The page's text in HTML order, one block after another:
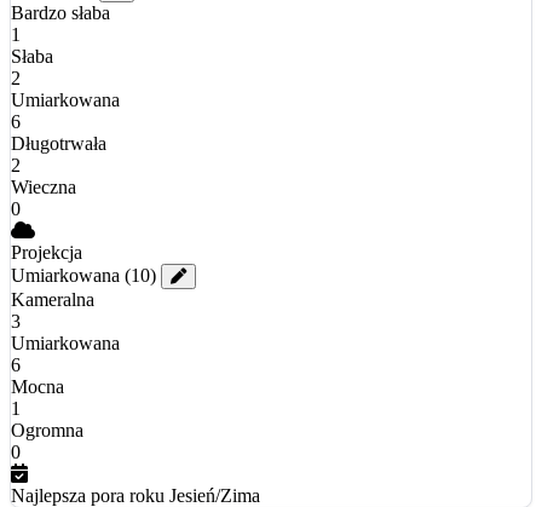
Bardzo słaba
1
Słaba
2
Umiarkowana
6
Długotrwała
2
Wieczna
0
Projekcja
Umiarkowana (10)
Kameralna
3
Umiarkowana
6
Mocna
1
Ogromna
0
Najlepsza pora roku Jesień/Zima